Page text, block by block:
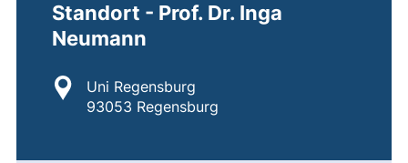
Standort - Prof. Dr. Inga
Neumann
Standort:
Uni Regensburg
93053 Regensburg